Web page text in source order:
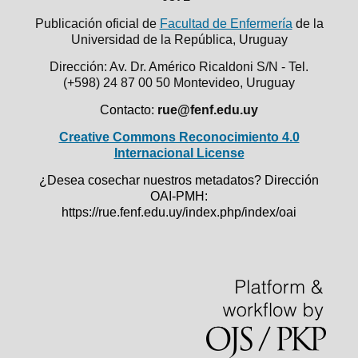
Publicación oficial de Facultad de Enfermería de la
Universidad de la República, Uruguay
Dirección: Av. Dr. Américo Ricaldoni S/N - Tel.
(+598) 24 87 00 50 Montevideo, Uruguay
Contacto: rue@fenf.edu.uy
Creative Commons Reconocimiento 4.0
Internacional License
¿Desea cosechar nuestros metadatos? Dirección
OAI-PMH:
https://rue.fenf.edu.uy/index.php/index/oai